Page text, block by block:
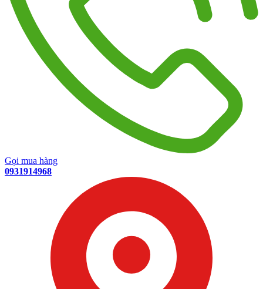
Gọi mua hàng
0931914968